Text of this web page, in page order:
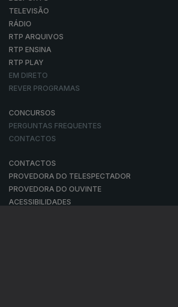
TELEVISÃO
RÁDIO
RTP ARQUIVOS
RTP ENSINA
RTP PLAY
EM DIRETO
REVER PROGRAMAS
CONCURSOS
PERGUNTAS FREQUENTES
CONTACTOS
CONTACTOS
PROVEDORA DO TELESPECTADOR
PROVEDORA DO OUVINTE
ACESSIBILIDADES